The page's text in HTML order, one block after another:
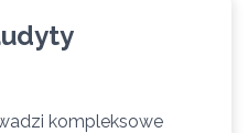
kompleksowe